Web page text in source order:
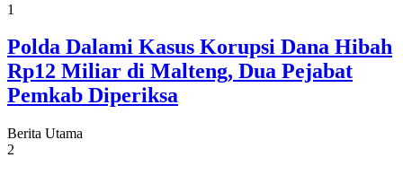
1
Polda Dalami Kasus Korupsi Dana Hibah
Rp12 Miliar di Malteng, Dua Pejabat
Pemkab Diperiksa
Berita Utama
2